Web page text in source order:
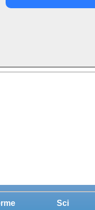
Sci